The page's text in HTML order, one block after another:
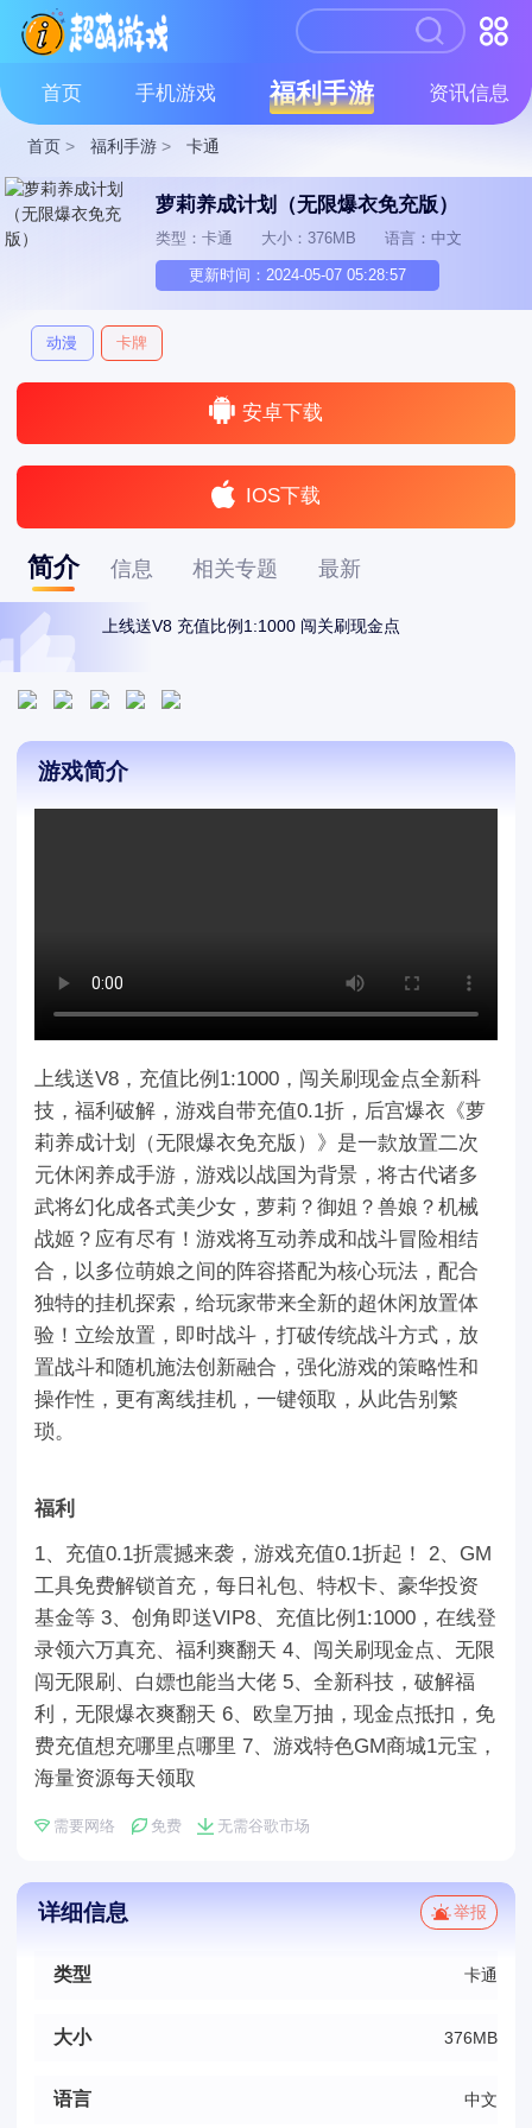
首页 手机游戏 福利手游 资讯信息
首页 > 福利手游 > 卡通
萝莉养成计划（无限爆衣免充版）
类型：卡通 大小：376MB 语言：中文
更新时间：2024-05-07 05:28:57
动漫 卡牌
安卓下载
IOS下载
简介 信息 相关专题 最新
上线送V8 充值比例1:1000 闯关刷现金点
游戏简介
上线送V8，充值比例1:1000，闯关刷现金点全新科
技，福利破解，游戏自带充值0.1折，后宫爆衣《萝
莉养成计划（无限爆衣免充版）》是一款放置二次
元休闲养成手游，游戏以战国为背景，将古代诸多
武将幻化成各式美少女，萝莉？御姐？兽娘？机械
战姬？应有尽有！游戏将互动养成和战斗冒险相结
合，以多位萌娘之间的阵容搭配为核心玩法，配合
独特的挂机探索，给玩家带来全新的超休闲放置体
验！立绘放置，即时战斗，打破传统战斗方式，放
置战斗和随机施法创新融合，强化游戏的策略性和
操作性，更有离线挂机，一键领取，从此告别繁
琐。
福利
1、充值0.1折震撼来袭，游戏充值0.1折起！ 2、GM
工具免费解锁首充，每日礼包、特权卡、豪华投资
基金等 3、创角即送VIP8、充值比例1:1000，在线登
录领六万真充、福利爽翻天 4、闯关刷现金点、无限
闯无限刷、白嫖也能当大佬 5、全新科技，破解福
利，无限爆衣爽翻天 6、欧皇万抽，现金点抵扣，免
费充值想充哪里点哪里 7、游戏特色GM商城1元宝，
海量资源每天领取
需要网络 免费 无需谷歌市场
详细信息 举报
类型 卡通
大小 376MB
语言 中文